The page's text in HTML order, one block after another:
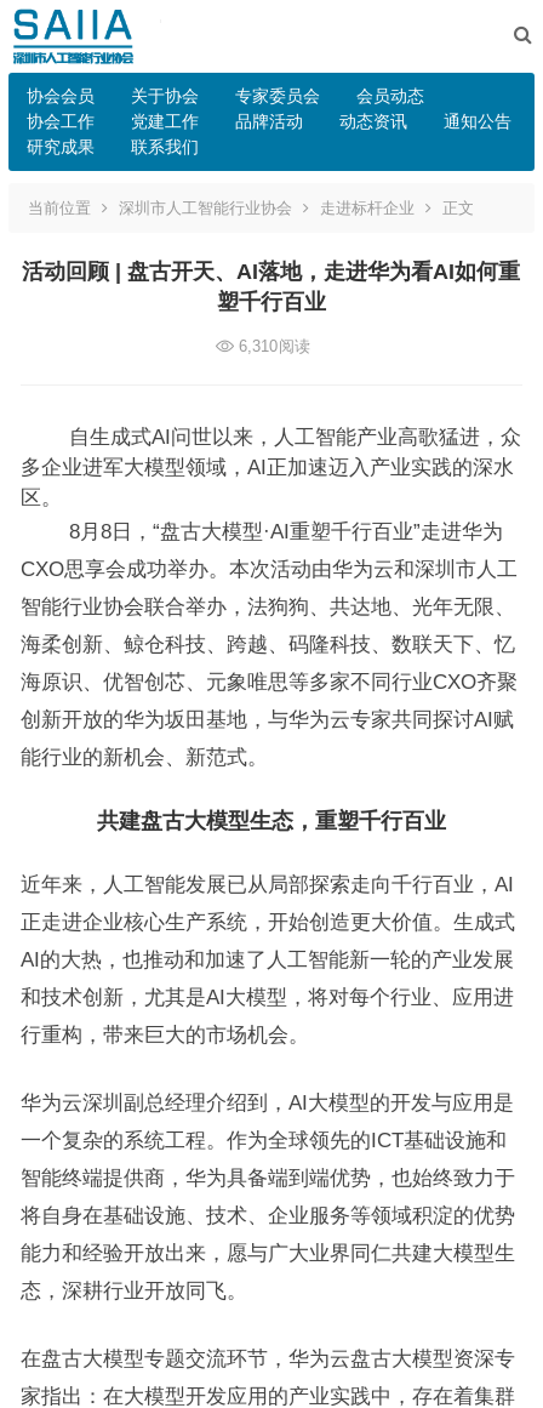
协会会员 关于协会 专家委员会
会员动态
协会工作
党建工作 品牌活动 动态资讯
通知公告
研究成果
联系我们
当前位置 深圳市人工智能行业协会 走进标杆企业 正文
活动回顾 | 盘古开天、AI落地，走进华为看AI如何重
塑千行百业
6,310阅读
自生成式AI问世以来，人工智能产业高歌猛进，众
多企业进军大模型领域，AI正加速迈入产业实践的深水
区。
8月8日，“盘古大模型·AI重塑千行百业”走进华为
CXO思享会成功举办。本次活动由华为云和深圳市人工
智能行业协会联合举办，法狗狗、共达地、光年无限、
海柔创新、鲸仓科技、跨越、码隆科技、数联天下、忆
海原识、优智创芯、元象唯思等多家不同行业CXO齐聚
创新开放的华为坂田基地，与华为云专家共同探讨AI赋
能行业的新机会、新范式。
共建盘古大模型生态，重塑千行百业
近年来，人工智能发展已从局部探索走向千行百业，AI
正走进企业核心生产系统，开始创造更大价值。生成式
AI的大热，也推动和加速了人工智能新一轮的产业发展
和技术创新，尤其是AI大模型，将对每个行业、应用进
行重构，带来巨大的市场机会。
华为云深圳副总经理介绍到，AI大模型的开发与应用是
一个复杂的系统工程。作为全球领先的ICT基础设施和
智能终端提供商，华为具备端到端优势，也始终致力于
将自身在基础设施、技术、企业服务等领域积淀的优势
能力和经验开放出来，愿与广大业界同仁共建大模型生
态，深耕行业开放同飞。
在盘古大模型专题交流环节，华为云盘古大模型资深专
家指出：在大模型开发应用的产业实践中，存在着集群